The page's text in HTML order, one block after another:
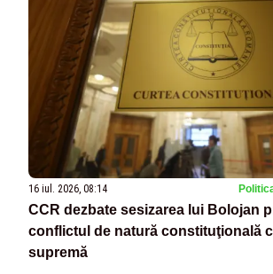
16 iul. 2026, 08:14
CCR dezbate sesizarea lui Bolojan
conflictul de natură constituţională
supremă